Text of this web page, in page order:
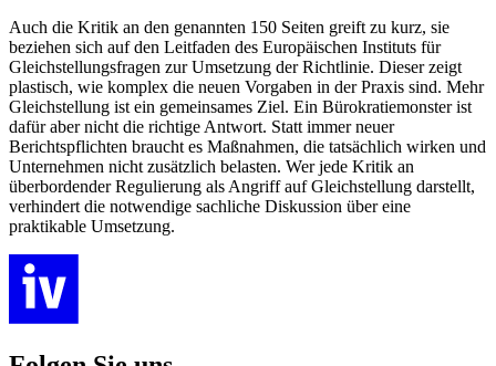
Auch die Kritik an den genannten 150 Seiten greift zu kurz, sie
beziehen sich auf den Leitfaden des Europäischen Instituts für
Gleichstellungsfragen zur Umsetzung der Richtlinie. Dieser zeigt
plastisch, wie komplex die neuen Vorgaben in der Praxis sind. Mehr
Gleichstellung ist ein gemeinsames Ziel. Ein Bürokratiemonster ist
dafür aber nicht die richtige Antwort. Statt immer neuer
Berichtspflichten braucht es Maßnahmen, die tatsächlich wirken und
Unternehmen nicht zusätzlich belasten. Wer jede Kritik an
überbordender Regulierung als Angriff auf Gleichstellung darstellt,
verhindert die notwendige sachliche Diskussion über eine
praktikable Umsetzung.